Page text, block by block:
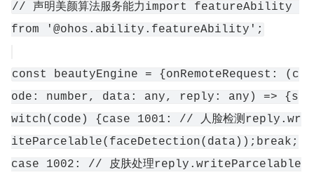
// 声明美颜算法服务能力import featureAbility
from '@ohos.ability.featureAbility';
const beautyEngine = {onRemoteRequest: (c
ode: number, data: any, reply: any) => {s
witch(code) {case 1001: // 人脸检测reply.wr
iteParcelable(faceDetection(data));break;
case 1002: // 皮肤处理reply.writeParcelable